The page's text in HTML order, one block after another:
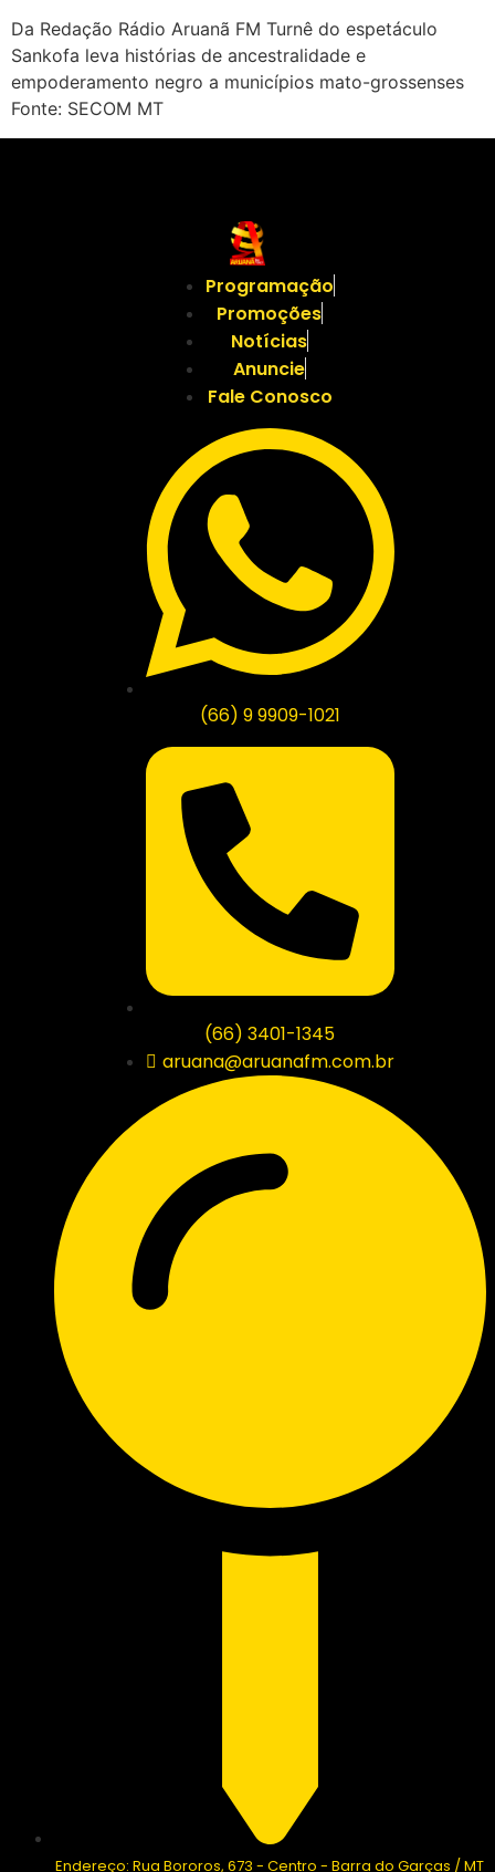
Da Redação Rádio Aruanã FM Turnê do espetáculo
Sankofa leva histórias de ancestralidade e
empoderamento negro a municípios mato-grossenses
Fonte: SECOM MT
Programação
Promoções
Notícias
Anuncie
Fale Conosco
(66) 9 9909-1021
(66) 3401-1345
aruana@aruanafm.com.br
Endereço: Rua Bororos, 673 - Centro - Barra do Garças / MT